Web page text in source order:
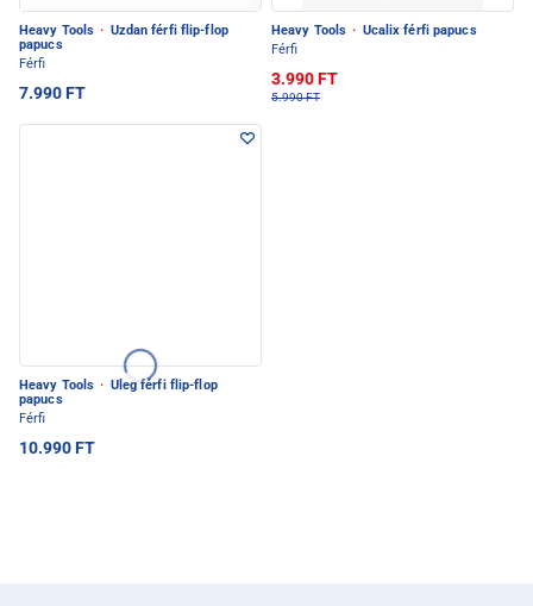
Heavy Tools · Uzdan férfi flip-flop
papucs
Férfi
7.990 FT
Heavy Tools · Ucalix férfi papucs
Férfi
3.990 FT
5.990 FT
Heavy Tools · Uleg férfi flip-flop
papucs
Férfi
10.990 FT